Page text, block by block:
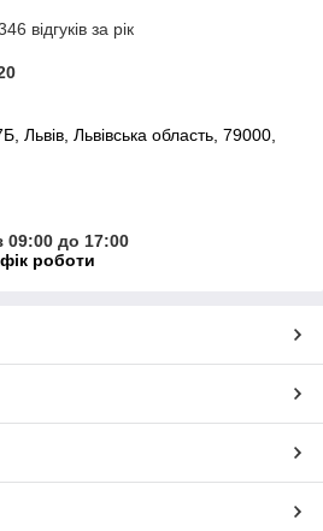
відгуків за рік
Львів, Львівська область, 79000,
09:00 до 17:00
роботи